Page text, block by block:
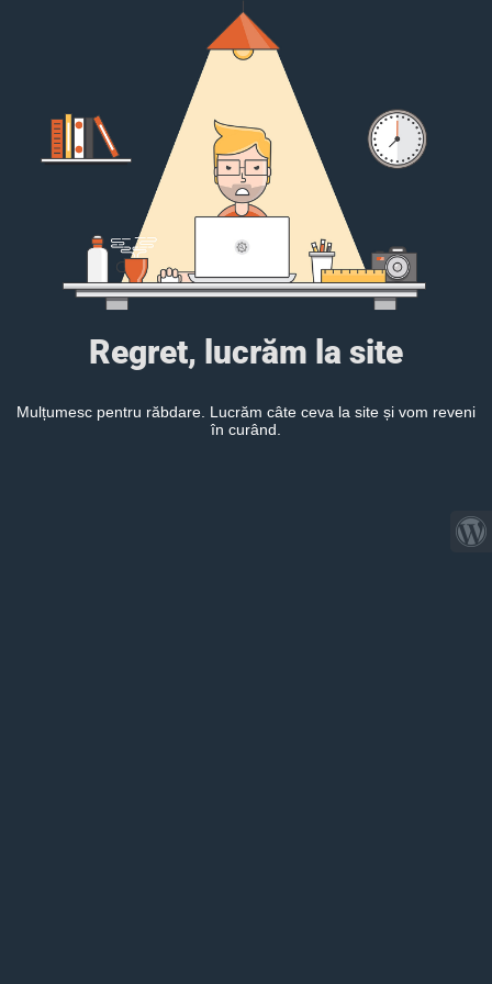
Regret, lucrăm la site
Mulțumesc pentru răbdare. Lucrăm câte ceva la site și vom reveni
în curând.